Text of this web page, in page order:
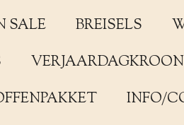
SALE
BREISELS
VERJAARDAGKROON
INFO/